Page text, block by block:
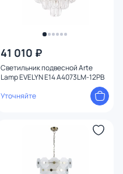
41 010 ₽
Светильник подвесной Arte
Lamp EVELYN E14 A4073LM-12PB
Уточняйте